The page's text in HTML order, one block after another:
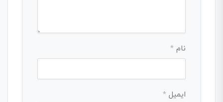
نام *
ایمیل *